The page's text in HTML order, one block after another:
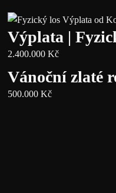
Výplata |
2.400.000 Kč
Vánoční zlaté
500.000 Kč